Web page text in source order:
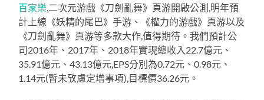
百家樂,二次元游戲《刀劍亂舞》頁游開啟公測,明年預
計上線《妖精的尾巴》手游、《權力的游戲》頁游以及
《刀劍亂舞》頁游等多款大作,值得期待。我們預計公
司2016年、2017年、2018年實現總收入22.7億元、
35.91億元、43.13億元,EPS分別為0.72元、0.98元、
1.14元(暫未攷慮定增事項),目標價36.26元。